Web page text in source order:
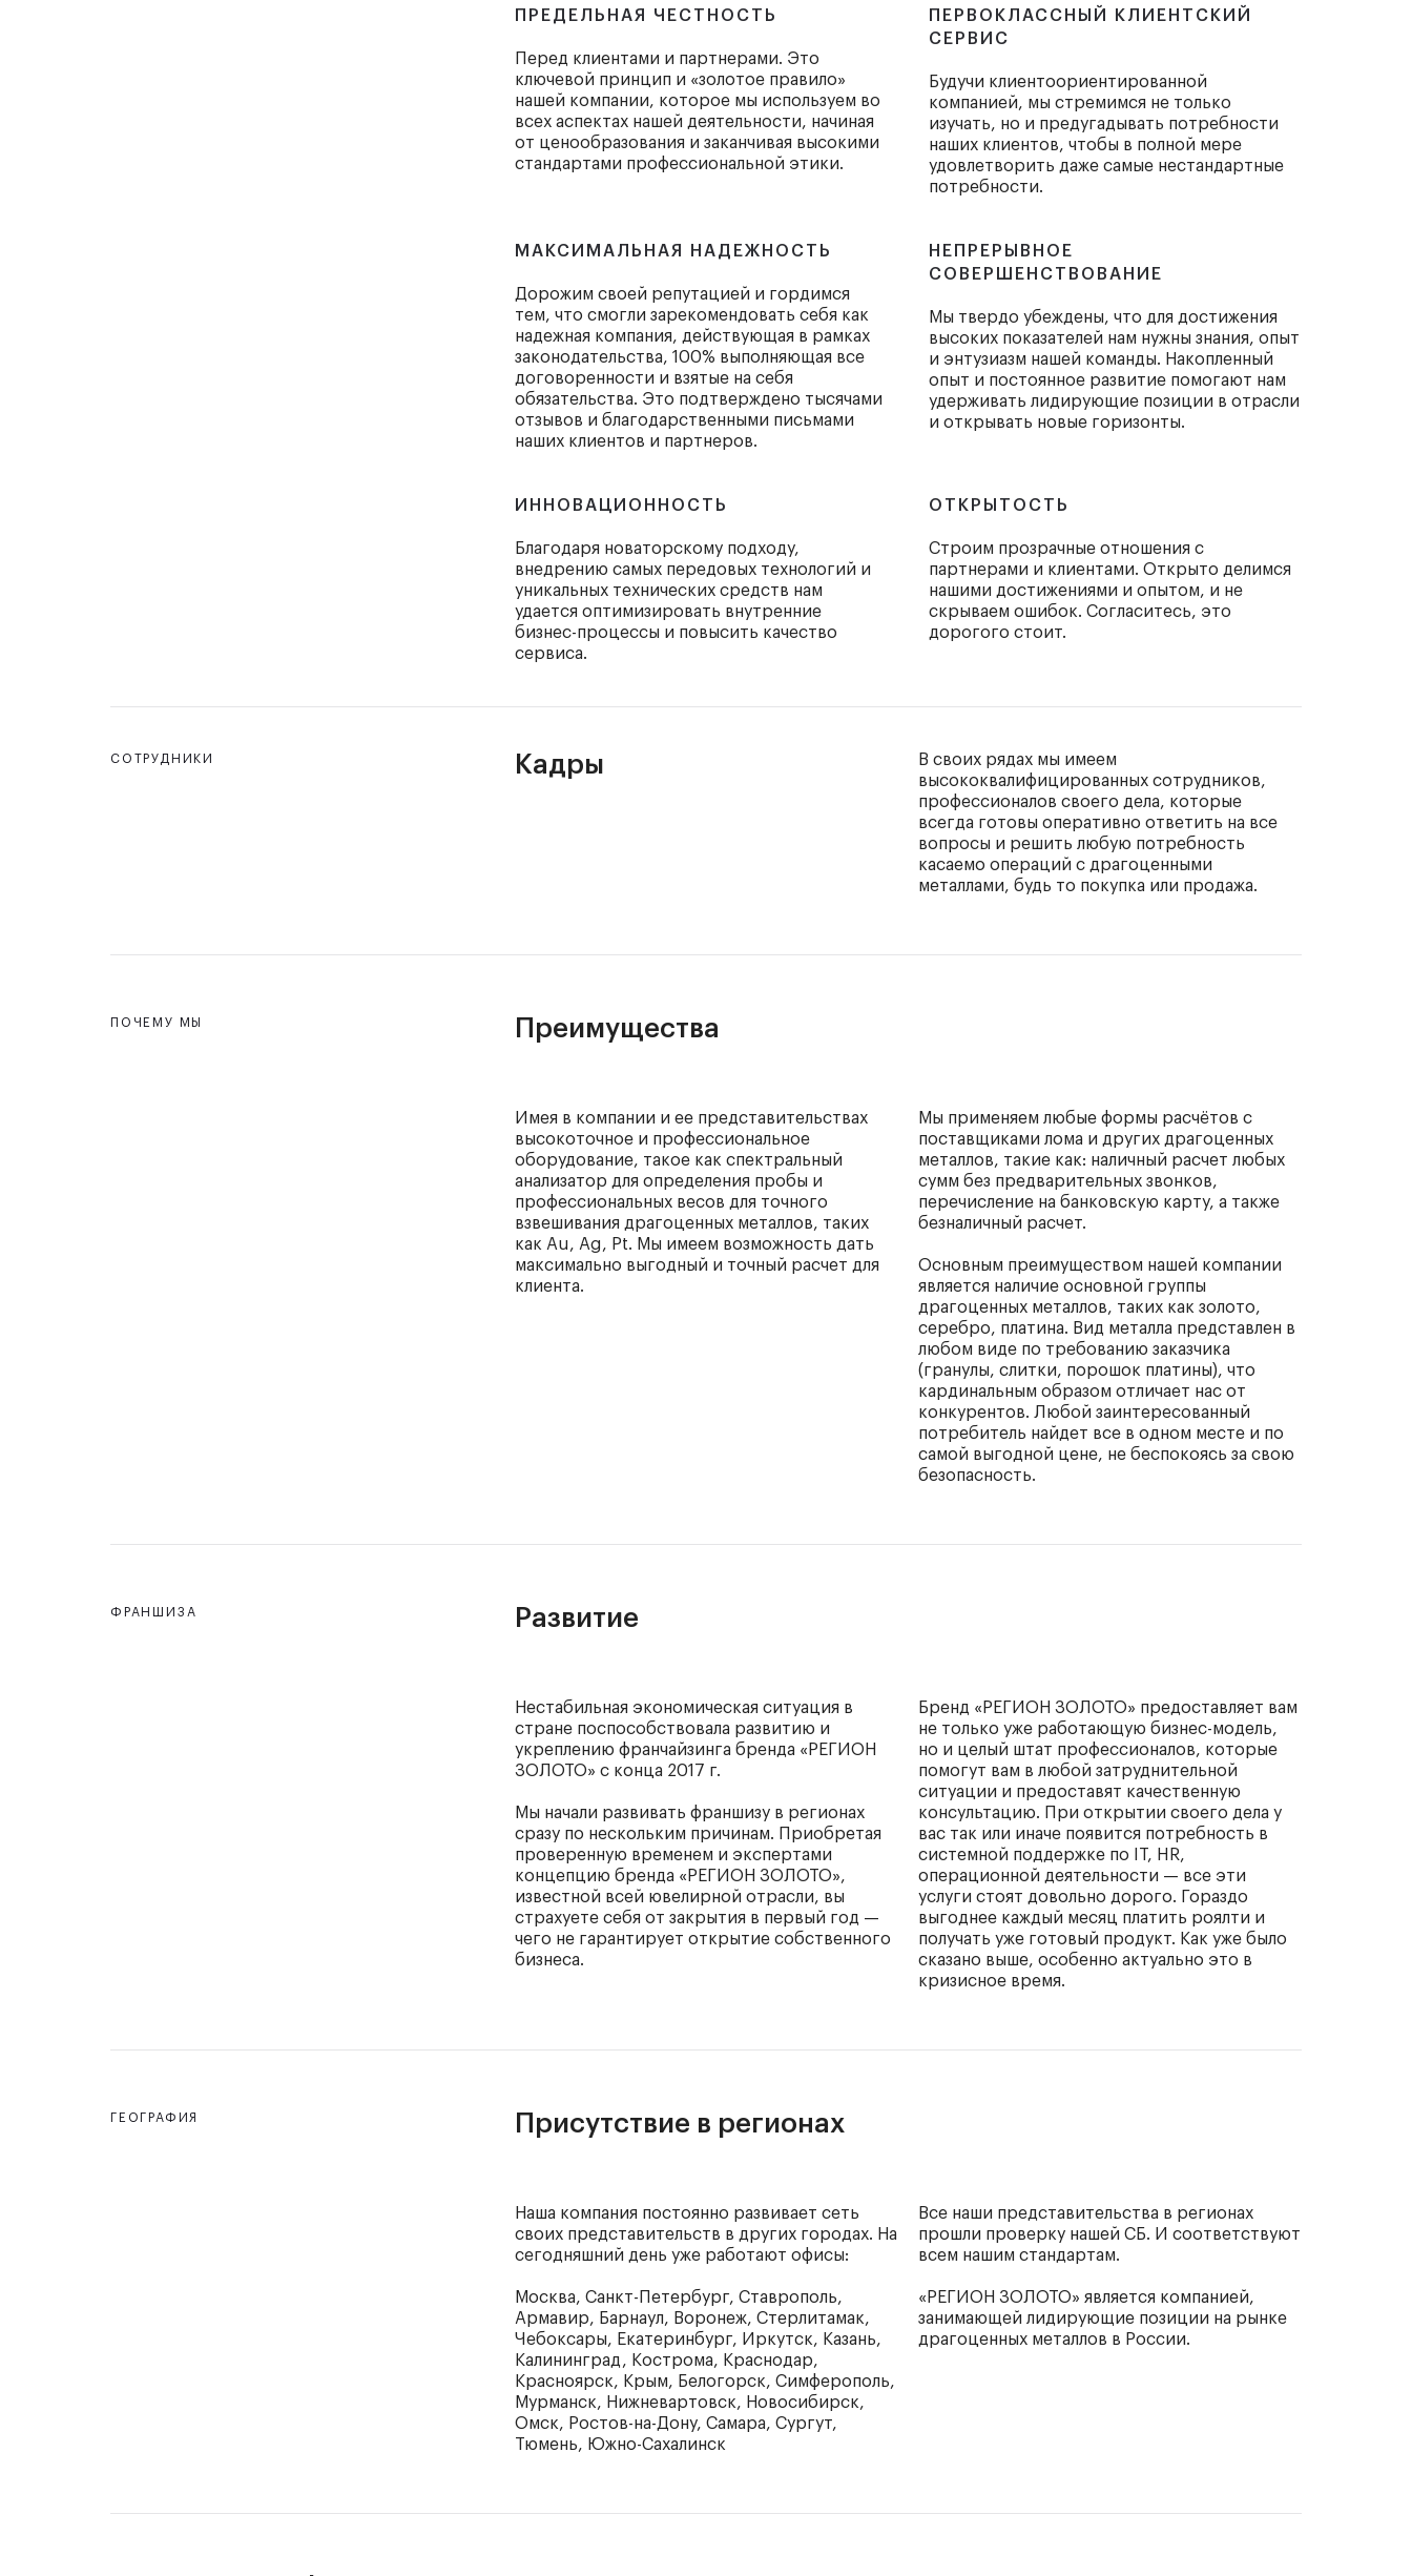
ПРЕДЕЛЬНАЯ ЧЕСТНОСТЬ
Перед клиентами и партнерами. Это
ключевой принцип и «золотое правило»
нашей компании, которое мы используем во
всех аспектах нашей деятельности, начиная
от ценообразования и заканчивая высокими
стандартами профессиональной этики.
ПЕРВОКЛАССНЫЙ КЛИЕНТСКИЙ
СЕРВИС
Будучи клиентоориентированной
компанией, мы стремимся не только
изучать, но и предугадывать потребности
наших клиентов, чтобы в полной мере
удовлетворить даже самые нестандартные
потребности.
МАКСИМАЛЬНАЯ НАДЕЖНОСТЬ
Дорожим своей репутацией и гордимся
тем, что смогли зарекомендовать себя как
надежная компания, действующая в рамках
законодательства, 100% выполняющая все
договоренности и взятые на себя
обязательства. Это подтверждено тысячами
отзывов и благодарственными письмами
наших клиентов и партнеров.
НЕПРЕРЫВНОЕ
СОВЕРШЕНСТВОВАНИЕ
Мы твердо убеждены, что для достижения
высоких показателей нам нужны знания, опыт
и энтузиазм нашей команды. Накопленный
опыт и постоянное развитие помогают нам
удерживать лидирующие позиции в отрасли
и открывать новые горизонты.
ИННОВАЦИОННОСТЬ
Благодаря новаторскому подходу,
внедрению самых передовых технологий и
уникальных технических средств нам
удается оптимизировать внутренние
бизнес-процессы и повысить качество
сервиса.
ОТКРЫТОСТЬ
Строим прозрачные отношения с
партнерами и клиентами. Открыто делимся
нашими достижениями и опытом, и не
скрываем ошибок. Согласитесь, это
дорогого стоит.
СОТРУДНИКИ Кадры
В своих рядах мы имеем
высококвалифицированных сотрудников,
профессионалов своего дела, которые
всегда готовы оперативно ответить на все
вопросы и решить любую потребность
касаемо операций с драгоценными
металлами, будь то покупка или продажа.
ПОЧЕМУ МЫ Преимущества
Имея в компании и ее представительствах
высокоточное и профессиональное
оборудование, такое как спектральный
анализатор для определения пробы и
профессиональных весов для точного
взвешивания драгоценных металлов, таких
как Au, Ag, Pt. Мы имеем возможность дать
максимально выгодный и точный расчет для
клиента.
Мы применяем любые формы расчётов с
поставщиками лома и других драгоценных
металлов, такие как: наличный расчет любых
сумм без предварительных звонков,
перечисление на банковскую карту, а также
безналичный расчет.
Основным преимуществом нашей компании
является наличие основной группы
драгоценных металлов, таких как золото,
серебро, платина. Вид металла представлен в
любом виде по требованию заказчика
(гранулы, слитки, порошок платины), что
кардинальным образом отличает нас от
конкурентов. Любой заинтересованный
потребитель найдет все в одном месте и по
самой выгодной цене, не беспокоясь за свою
безопасность.
ФРАНШИЗА Развитие
Нестабильная экономическая ситуация в
стране поспособствовала развитию и
укреплению франчайзинга бренда «РЕГИОН
ЗОЛОТО» с конца 2017 г.
Мы начали развивать франшизу в регионах
сразу по нескольким причинам. Приобретая
проверенную временем и экспертами
концепцию бренда «РЕГИОН ЗОЛОТО»,
известной всей ювелирной отрасли, вы
страхуете себя от закрытия в первый год —
чего не гарантирует открытие собственного
бизнеса.
Бренд «РЕГИОН ЗОЛОТО» предоставляет вам
не только уже работающую бизнес-модель,
но и целый штат профессионалов, которые
помогут вам в любой затруднительной
ситуации и предоставят качественную
консультацию. При открытии своего дела у
вас так или иначе появится потребность в
системной поддержке по IT, HR,
операционной деятельности — все эти
услуги стоят довольно дорого. Гораздо
выгоднее каждый месяц платить роялти и
получать уже готовый продукт. Как уже было
сказано выше, особенно актуально это в
кризисное время.
ГЕОГРАФИЯ Присутствие в регионах
Наша компания постоянно развивает сеть
своих представительств в других городах. На
сегодняшний день уже работают офисы:
Москва, Санкт-Петербург, Ставрополь,
Армавир, Барнаул, Воронеж, Стерлитамак,
Чебоксары, Екатеринбург, Иркутск, Казань,
Калининград, Кострома, Краснодар,
Красноярск, Крым, Белогорск, Симферополь,
Мурманск, Нижневартовск, Новосибирск,
Омск, Ростов-на-Дону, Самара, Сургут,
Тюмень, Южно-Сахалинск
Все наши представительства в регионах
прошли проверку нашей СБ. И соответствуют
всем нашим стандартам.
«РЕГИОН ЗОЛОТО» является компанией,
занимающей лидирующие позиции на рынке
драгоценных металлов в России.